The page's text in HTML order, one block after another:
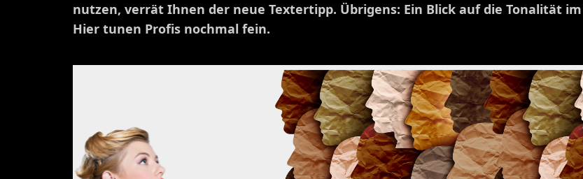
nutzen, verrät Ihnen der neue Textertipp. Übrigens: Ein Blick auf die Tonalität
Hier tunen Profis nochmal fein.